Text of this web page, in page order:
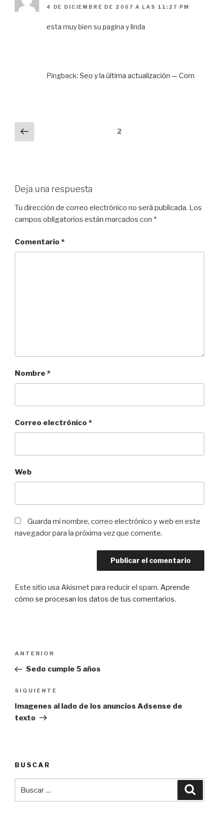
4 DE DICIEMBRE DE 2007 A LAS 11:27 PM
esta muy bien su pagina y linda
Pingback: Seo y la última actualización — Com
Paginación
de
Anterior 2
Deja una respuesta
Tu dirección de correo electrónico no será publicada. Los
campos obligatorios están marcados con *
Comentario *
Nombre *
Correo electrónico *
Web
Guarda mi nombre, correo electrónico y web en este
navegador para la próxima vez que comente.
Este sitio usa Akismet para reducir el spam. Aprende
cómo se procesan los datos de tus comentarios.
entradas
Entrada
anterior:
ANTERIOR
Sedo cumple 5 años
Siguiente
entrada
SIGUIENTE
Imagenes al lado de los anuncios Adsense de
texto
BUSCAR
por: